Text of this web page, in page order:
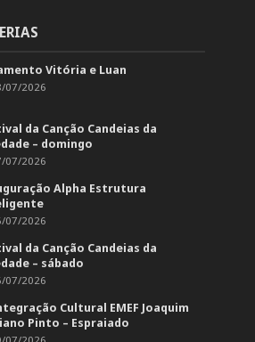
Vitória e Luan
07/2026
da Canção Candeias da
– domingo
07/2026
Alpha Estrutura
07/2026
da Canção Candeias da
– sábado
07/2026
Cultural EMEF Joaquim
Pinto – Espraiado